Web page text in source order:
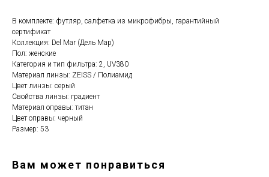
В комплекте: футляр, салфетка из микрофибры, гарантийный
сертификат
Коллекция: Del Mar (Дель Мар)
Пол: женские
Категория и тип фильтра: 2, UV380
Материал линзы: ZEISS / Полиамид
Цвет линзы: серый
Cвойства линзы: градиент
Материал оправы: титан
Цвет оправы: черный
Размер: 53
Вам может понравиться